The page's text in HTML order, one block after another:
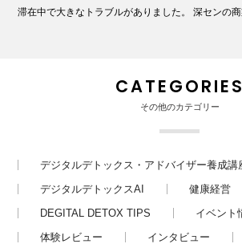
滞在中で大きなトラブルがありました。 深センの
CATEGORIES
その他のカテゴリー
デジタルデトックス・アドバイザー養成講
デジタルデトックスAI
健康経営
DEGITAL DETOX TIPS
イベント
体験レビュー
インタビュー